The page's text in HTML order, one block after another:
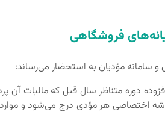
5 برابر فروش‌های مشمول مالیات بر ارزش افزوده دوره متناظر
مؤدیان در کارپوشه اختصاصی هر مؤدی درج